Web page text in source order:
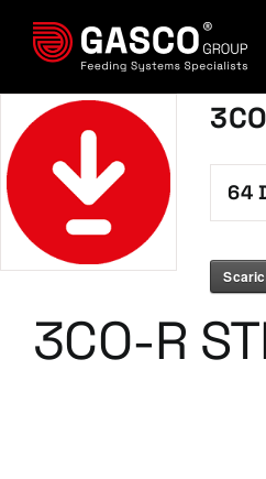
contenuto
64
3CO-R